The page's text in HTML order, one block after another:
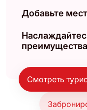
Добавьте
Смотреть